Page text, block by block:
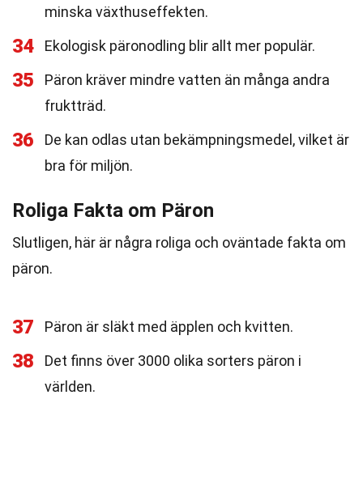
minska växthuseffekten.
34 Ekologisk päronodling blir allt mer populär.
35
Päron kräver mindre vatten än många andra
fruktträd.
36
De kan odlas utan bekämpningsmedel, vilket är
bra för miljön.
Roliga Fakta om Päron
Slutligen, här är några roliga och oväntade fakta om
päron.
37 Päron är släkt med äpplen och kvitten.
38
Det finns över 3000 olika sorters päron i
världen.